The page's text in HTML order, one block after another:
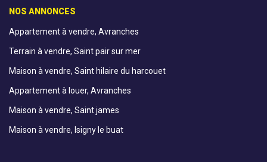
NOS ANNONCES
Appartement à vendre, Avranches
Terrain à vendre, Saint pair sur mer
Maison à vendre, Saint hilaire du harcouet
Appartement à louer, Avranches
Maison à vendre, Saint james
Maison à vendre, Isigny le buat